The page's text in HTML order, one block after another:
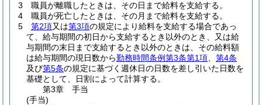
3
職員が離職したときは、その日まで給料を支給する。
4
職員が死亡したときは、その月まで給料を支給する。
5
第2項又は第3項の規定により給料を支給する場合であっ
て、給与期間の初日から支給するとき以外のとき、又は給
与期間の末日まで支給するとき以外のときは、その給料額
は給与期間の現日数から勤務時間条例第3条第1項
第4条
及び第5条の規定に基づく週休日の日数を差し引いた日数を
基礎として、日割によって計算する。
第3章
手当
(手当)